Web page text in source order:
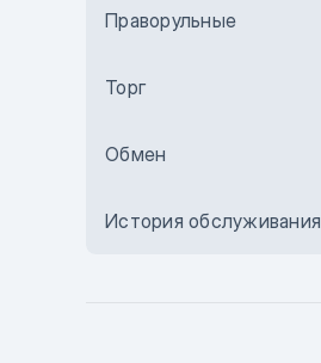
Бежевый
Комбинированный
Праворульные
Торг
Обмен
История обслуживания